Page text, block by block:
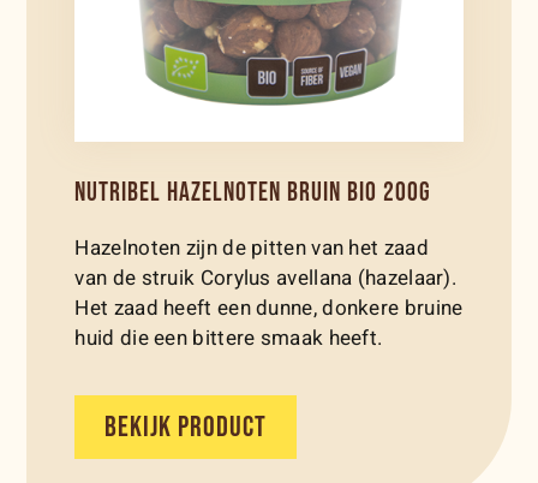
NUTRIBEL HAZELNOTEN BRUIN BIO 200G
Hazelnoten zijn de pitten van het zaad
van de struik Corylus avellana (hazelaar).
Het zaad heeft een dunne, donkere bruine
huid die een bittere smaak heeft.
BEKIJK PRODUCT